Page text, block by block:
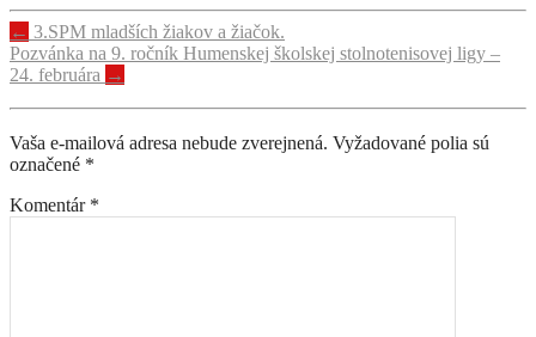
Navigácia
príspevku
← 3.SPM mladších žiakov a žiačok.
Pozvánka na 9. ročník Humenskej školskej stolnotenisovej ligy –
24. februára →
Vaša e-mailová adresa nebude zverejnená. Vyžadované polia sú
označené *
Komentár *